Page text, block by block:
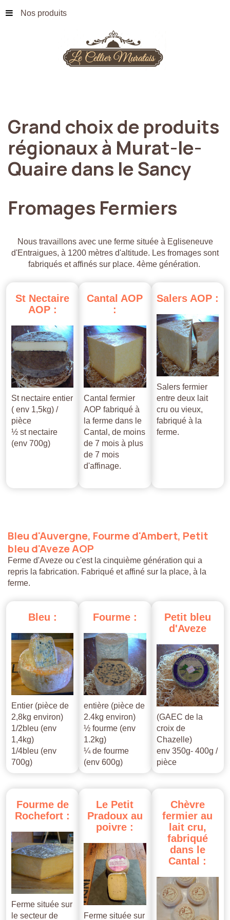
Nos produits
Grand choixde produits
régionauxà Murat-le-
Quairedans leSancy
Fromages Fermiers
Nous travaillons avec une ferme située à Egliseneuve
d'Entraigues, à 1200 mètres d'altitude. Les fromages sont
fabriqués et affinés sur place. 4ème génération.
St Nectaire
AOP :
St nectaire entier
( env 1,5kg) /
pièce
½ st nectaire
(env 700g)
Cantal AOP
:
Cantal fermier
AOP fabriqué à
la ferme dans le
Cantal, de moins
de 7 mois à plus
de 7 mois
d'affinage.
Salers AOP :
Salers fermier
entre deux lait
cru ou vieux,
fabriqué à la
ferme.
Bleu d'Auvergne, Fourmed'Ambert, Petit
bleu d'AvezeAOP
Ferme d'Aveze ou c'est la cinquième génération qui a
repris la fabrication. Fabriqué et affiné sur la place, à la
ferme.
Bleu :
Entier (pièce de
2,8kg environ)
1/2bleu (env
1,4kg)
1/4bleu (env
700g)
Fourme :
entière (pièce de
2.4kg environ)
½ fourme (env
1.2kg)
¼ de fourme
(env 600g)
Petit bleu
d'Aveze
(GAEC de la
croix de
Chazelle)
env 350g- 400g /
pièce
Fourme de
Rochefort :
Ferme située sur
le secteur de
Le Petit
Pradoux au
poivre :
Ferme située sur
Chèvre
fermier au
lait cru,
fabriqué
dans le
Cantal :